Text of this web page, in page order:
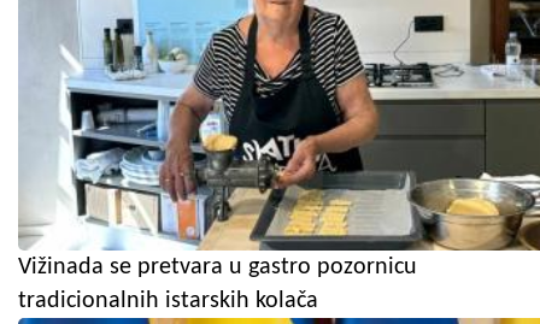
Vižinada se pretvara u gastro pozornicu
tradicionalnih istarskih kolača